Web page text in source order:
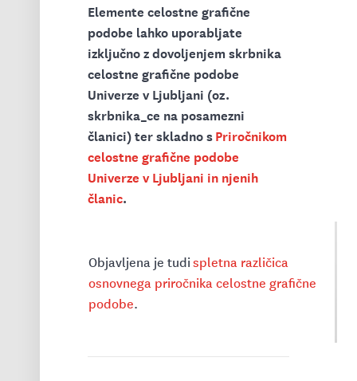
Elemente celostne grafične
podobe lahko uporabljate
izključno z dovoljenjem skrbnika
celostne grafične podobe
Univerze v Ljubljani (oz.
skrbnika_ce na posamezni
članici) ter skladno sPriročnikom
celostne grafične podobe
Univerze v Ljubljani in njenih
članic.
Objavljena je tudispletna različica
osnovnega priročnika celostne grafične
podobe.